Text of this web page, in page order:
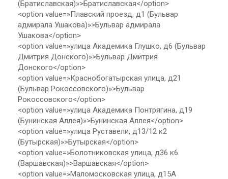
(Братиславская)»>Братиславская</option>
<option value=»Плавский проезд, д1 (Бульвар
адмирала Ушакова)»>Бульвар адмирала
Ушакова</option>
<option value=»улица Академика Глушко, д6 (Бульвар
Дмитрия Донского)»>Бульвар Дмитрия
Донского</option>
<option value=»Краснобогатырская улица, д21
(Бульвар Рокоссовского)»>Бульвар
Рокоссовского</option>
<option value=»улица Академика Понтрягина, д19
(Бунинская Аллея)»>Бунинская Аллея</option>
<option value=»улица Руставели, д13/12 к2
(Бутырская)»>Бутырская</option>
<option value=»Болотниковская улица, д36 к6
(Варшавская)»>Варшавская</option>
<option value=»Маломосковская улица, д15А